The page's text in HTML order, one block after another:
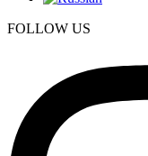
FOLLOW US